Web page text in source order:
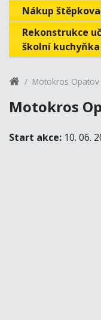
Nákup
Rekonstrukce
školní
Motokros
Motokros
Start akce: 10. 06.